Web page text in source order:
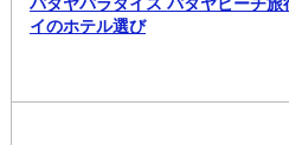
イのホテル選び